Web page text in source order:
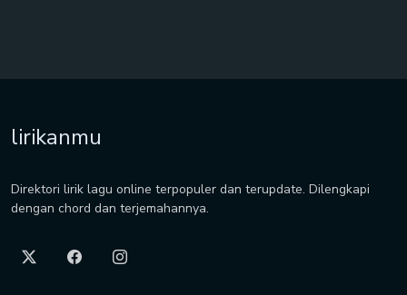
lirikanmu
Direktori lirik lagu online terpopuler dan terupdate. Dilengkapi
dengan chord dan terjemahannya.